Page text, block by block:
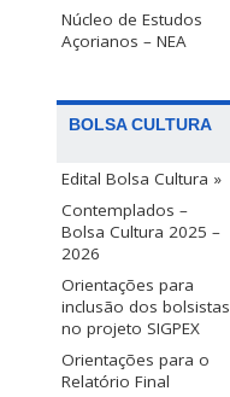
Núcleo de Estudos
Açorianos – NEA
BOLSA CULTURA
Edital Bolsa Cultura »
Contemplados –
Bolsa Cultura 2025 –
2026
Orientações para
inclusão dos bolsistas
no projeto SIGPEX
Orientações para o
Relatório Final